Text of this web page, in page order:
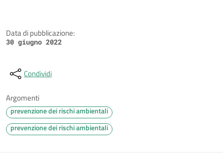
Data di pubblicazione:
30 giugno 2022
Condividi
Argomenti
prevenzione dei rischi ambientali
prevenzione dei rischi ambientali